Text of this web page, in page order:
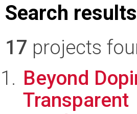
Search results
17 projects
Beyond
Transparent